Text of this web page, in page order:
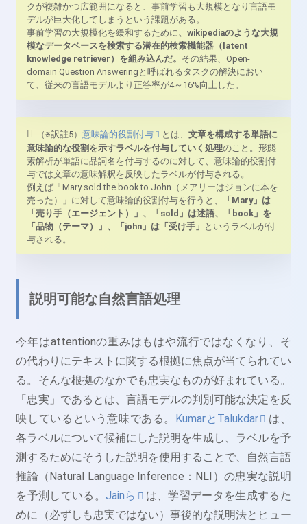
クが複雑かつ広範囲になると、事前学習も大規模となり言語モ
デルが巨大化してしまうという課題がある。
事前学習の大規模化を緩和するために 、wikipediaのような大規
模なデータベースを検索する潜在的検索機能器（latent
knowledge retriever）を組み込んだ。 その結果、Open-
domain Question Answeringと呼ばれるタスクの解決におい
て、従来の言語モデルより正答率が4～16%向上した。
（※訳註5）意味論的役割付与 とは、文章を構成する単語に
意味論的な役割を示すラベルを付与していく処理のこと。形態
素解析が単語に品詞名を付与するのに対して、意味論的役割付
与では文章の意味解釈を反映したラベルが付与される。
例えば「Mary sold the book to John（メアリーはジョンに本を
売った）」に対して意味論的役割付与を行うと、
「Mary」は
「売り手（エージェント）」、「sold」は述語、「book」を
「品物（テーマ）」、「john」は「受け手」 というラベルが付
与される。
説明可能な自然言語処理
今年はattentionの重みはもはや流行ではなくなり、そ
の代わりにテキストに関する根拠に焦点が当てられてい
る。そんな根拠のなかでも忠実なものが好まれている。
「忠実」であるとは、言語モデルの判別可能な決定を反
映しているという意味である。 KumarとTalukdar
は、
各ラベルについて候補にした説明を生成し、ラベルを予
測するためにそうした説明を使用することで、自然言語
推論（Natural Language Inference：NLI）の忠実な説明
を予測している。 Jainら
は、学習データを生成するた
めに（必ずしも忠実ではない）事後的な説明法とヒュー